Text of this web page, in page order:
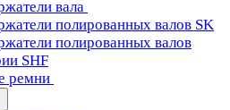
вала
полированных валов SK
полированных валов
SHF
ремни